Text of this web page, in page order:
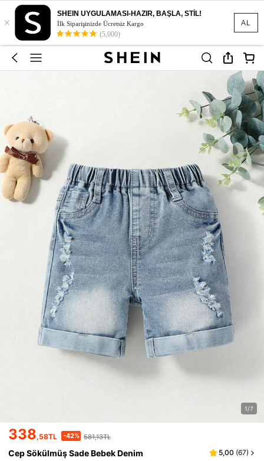
AL
×
SHEIN UYGULAMASI-HAZIR, BAŞLA, STİL!
İlk Siparişinizde Ücretsiz Kargo
(5,000)
1/7
338,58TL -42% 581,13TL
Cep Sökülmüş Sade Bebek Denim 5,00 (67)